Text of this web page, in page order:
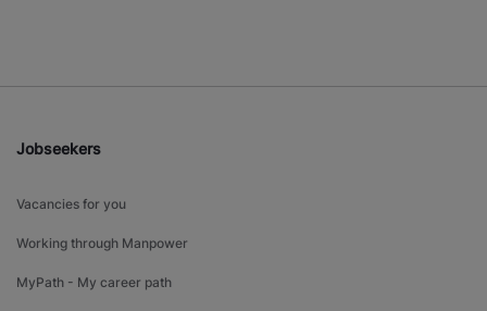
Jobseekers
Vacancies for you
Working through Manpower
MyPath - My career path